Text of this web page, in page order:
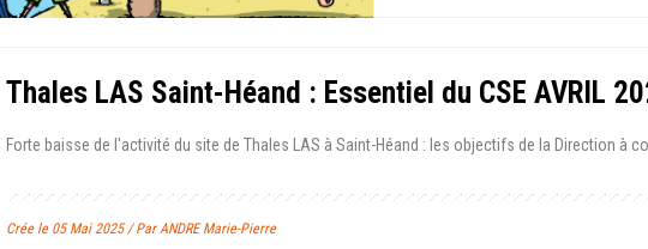
Thales LAS Saint-Héand : Essentiel du CSE AVRIL
Forte baisse de l'activité du site de Thales LAS à Saint-Héand : les objectifs de la Direction à
Crée le 05 Mai 2025 / Par ANDRE Marie-Pierre